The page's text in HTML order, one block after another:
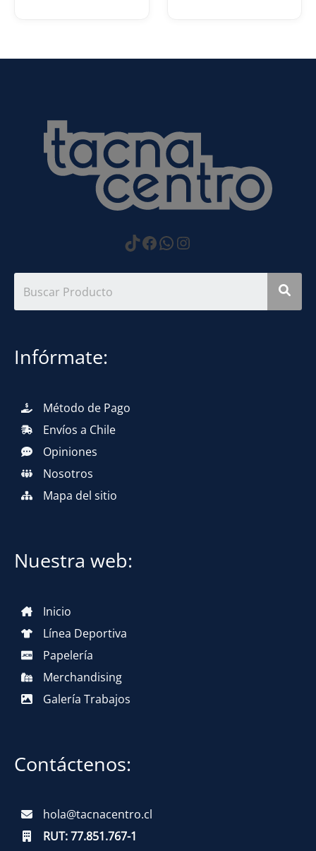
https://
Facebook
WhatsApp
Instagram
Infórmate:
Método de Pago
Envíos a Chile
Opiniones
Nosotros
Mapa del sitio
Nuestra web:
Inicio
Línea Deportiva
Papelería
Merchandising
Galería Trabajos
Contáctenos:
hola@tacnacentro.cl
RUT:77.851.767-1